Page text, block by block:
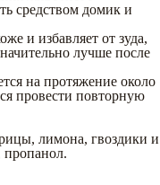
средством домик и
и избавляет от зуда,
лучше после
на протяжение около
провести повторную
лимона, гвоздики и